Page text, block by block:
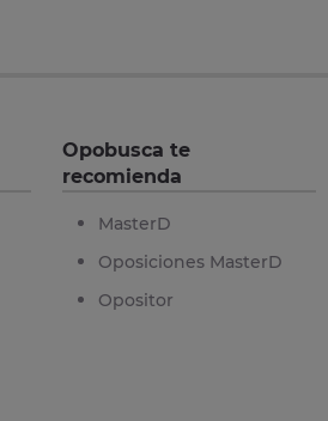
Opobusca te
recomienda
MasterD
Oposiciones MasterD
Opositor